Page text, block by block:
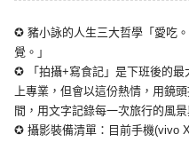
✪ 豬小詠的人生三大哲學「愛吃
覺。」
✪ 「拍攝+寫食記」是下班後的最
上專業，但會以這份熱情，用鏡
間，用文字記錄每一次旅行的風景
✪ 攝影裝備清單：目前手機(vivo